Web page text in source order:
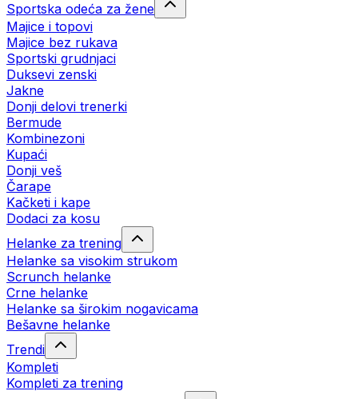
Sportska odeća za žene
Majice i topovi
Majice bez rukava
Sportski grudnjaci
Duksevi zenski
Jakne
Donji delovi trenerki
Bermude
Kombinezoni
Kupaći
Donji veš
Čarape
Kačketi i kape
Dodaci za kosu
Helanke za trening
Helanke sa visokim strukom
Scrunch helanke
Crne helanke
Helanke sa širokim nogavicama
Bešavne helanke
Trendi
Kompleti
Kompleti za trening